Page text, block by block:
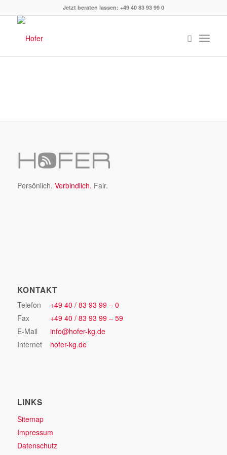
Jetzt beraten lassen: +49 40 83 93 99 0
Persönlich. Verbindlich. Fair.
KONTAKT
Telefon
+49 40 / 83 93 99 – 0
Fax
+49 40 / 83 93 99 – 59
E-Mail
info@hofer-kg.de
Internet
hofer-kg.de
LINKS
Sitemap
Impressum
Datenschutz